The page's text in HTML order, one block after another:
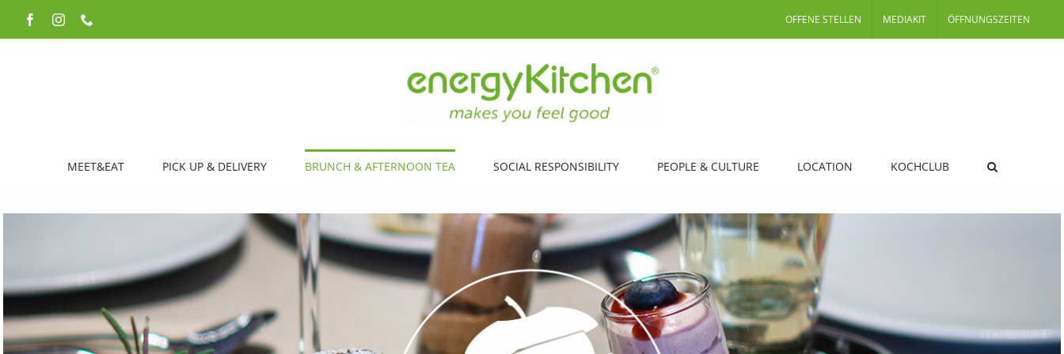
Inhalt
FacebookInstagram OFFENE STELLEN MEDIAKIT ÖFFNUNGSZEITEN
MEET&EAT PICK UP & DELIVERY BRUNCH & AFTERNOON TEA SOCIAL RESPONSIBILITY PEOPLE & CULTURE LOCATION KOCHCLUB